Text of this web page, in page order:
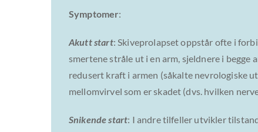
Symptomer:
Akutt start: Skiveprolapset oppstår ofte i
smertene stråle ut i en arm, sjeldnere i
redusert kraft i armen (såkalte nevrologiske
mellomvirvel som er skadet (dvs. hvilken
Snikende start: I andre tilfeller utvikler